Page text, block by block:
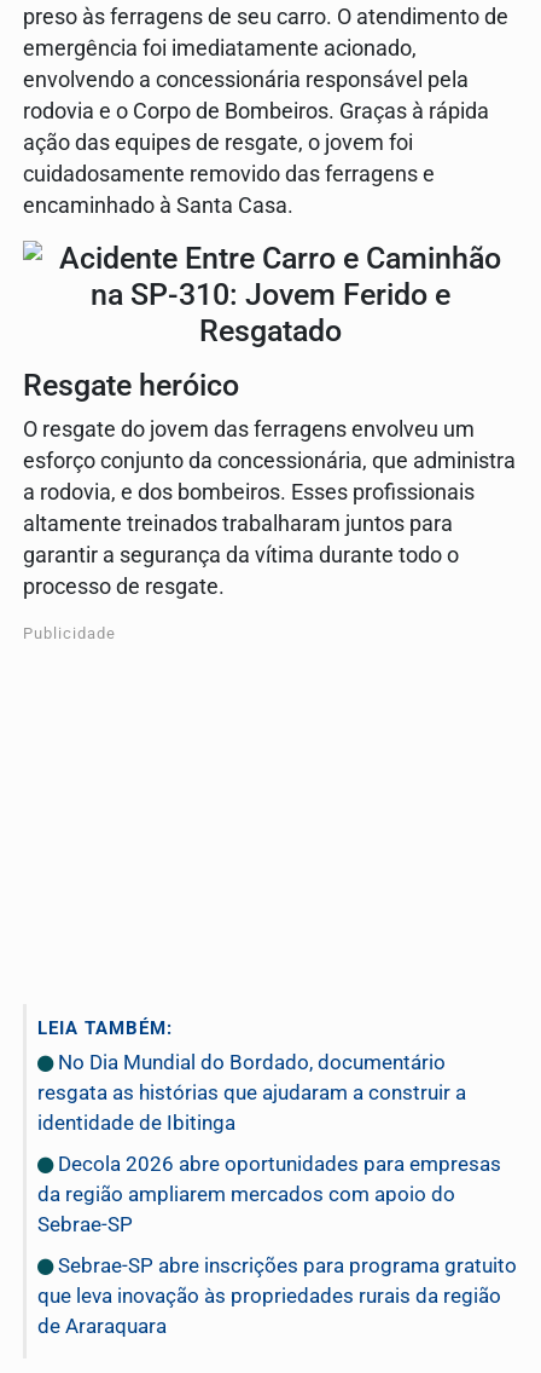
preso às ferragens de seu carro. O atendimento de
emergência foi imediatamente acionado,
envolvendo a concessionária responsável pela
rodovia e o Corpo de Bombeiros. Graças à rápida
ação das equipes de resgate, o jovem foi
cuidadosamente removido das ferragens e
encaminhado à Santa Casa.
Resgate heróico
O resgate do jovem das ferragens envolveu um
esforço conjunto da concessionária, que administra
a rodovia, e dos bombeiros. Esses profissionais
altamente treinados trabalharam juntos para
garantir a segurança da vítima durante todo o
processo de resgate.
Publicidade
LEIA TAMBÉM:
No Dia Mundial do Bordado, documentário
resgata as histórias que ajudaram a construir a
identidade de Ibitinga
Decola 2026 abre oportunidades para empresas
da região ampliarem mercados com apoio do
Sebrae-SP
Sebrae-SP abre inscrições para programa gratuito
que leva inovação às propriedades rurais da região
de Araraquara